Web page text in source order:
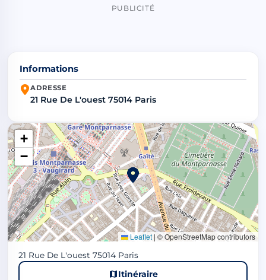
PUBLICITÉ
Informations
ADRESSE
21 Rue De L'ouest 75014 Paris
+
−
Leaflet | © OpenStreetMap contributors
21 Rue De L'ouest 75014 Paris
Itinéraire